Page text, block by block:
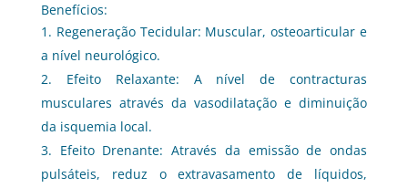
Benefícios:
Regeneração Tecidular: Muscular, osteoarticular e
a nível neurológico.
Efeito Relaxante: A nível de contracturas
musculares através da vasodilatação e diminuição
da isquemia local.
Efeito Drenante: Através da emissão de ondas
pulsáteis, reduz o extravasamento de líquidos,